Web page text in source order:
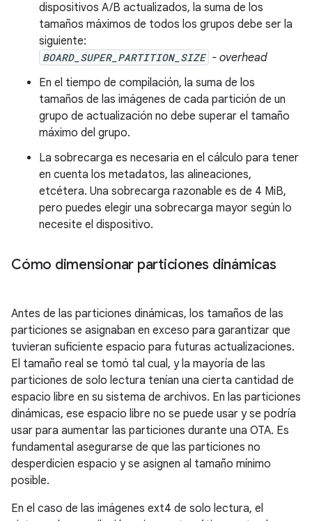
dispositivos A/B actualizados, la suma de los
tamaños máximos de todos los grupos debe ser la
siguiente:
BOARD_SUPER_PARTITION_SIZE - overhead
En el tiempo de compilación, la suma de los
tamaños de las imágenes de cada partición de un
grupo de actualización no debe superar el tamaño
máximo del grupo.
La sobrecarga es necesaria en el cálculo para tener
en cuenta los metadatos, las alineaciones,
etcétera. Una sobrecarga razonable es de 4 MiB,
pero puedes elegir una sobrecarga mayor según lo
necesite el dispositivo.
Cómo dimensionar particiones dinámicas
Antes de las particiones dinámicas, los tamaños de las
particiones se asignaban en exceso para garantizar que
tuvieran suficiente espacio para futuras actualizaciones.
El tamaño real se tomó tal cual, y la mayoría de las
particiones de solo lectura tenían una cierta cantidad de
espacio libre en su sistema de archivos. En las particiones
dinámicas, ese espacio libre no se puede usar y se podría
usar para aumentar las particiones durante una OTA. Es
fundamental asegurarse de que las particiones no
desperdicien espacio y se asignen al tamaño mínimo
posible.
En el caso de las imágenes ext4 de solo lectura, el